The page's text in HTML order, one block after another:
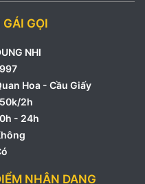
GỌI
NHI
Hoa - Cầu Giấy
2h
- 24h
NHẬN DẠNG